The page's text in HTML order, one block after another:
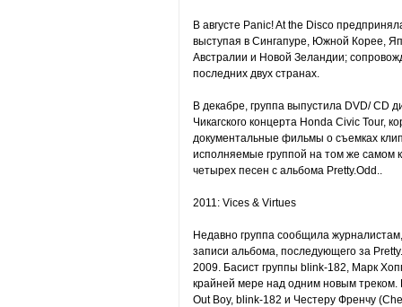
В августе Panic! At the Disco
выступая в Сингапуре, Южной Корее,
Австралии и Новой Зеландии;
последних двух странах.
В декабре, группа выпустила DVD/ CD
Чикагского концерта Honda Civic Tour,
документальные фильмы о съемках
исполняемые группой на том же самом
четырех песен с альбома Pretty.Odd..
2011: Vices & Virtues
Недавно группа сообщила
записи альбома, последующего за
2009. Басист группы blink-182, Марк
крайней мере над одним новым треком.
Out Boy, blink-182 и Честеру Френчу